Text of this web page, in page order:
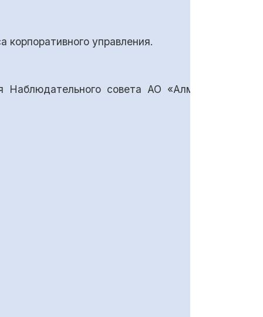
управления.
совета АО «Алмалыкский